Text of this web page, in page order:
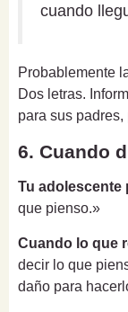
cuando
Probablemente
Dos letras.
para sus
6. Cuando
Tu adolescente
que pienso.»
Cuando lo que
decir lo que
daño para